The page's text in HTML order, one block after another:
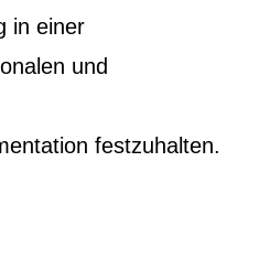
in einer
und
festzuhalten.